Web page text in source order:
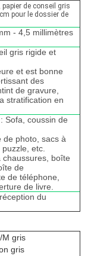
de conseil gris
pour le dossier de
- 4,5 millimètres
gris rigide et
et est bonne
des
de gravure,
stratification en
Sofa, coussin de
de photo, sacs à
etc.
boîte
de
de téléphone,
de livre.
du
M gris
gris